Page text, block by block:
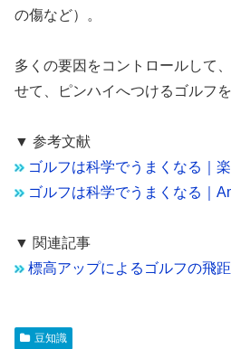
の傷など）。
多くの要因をコントロールして
せて、ピンハイへつけるゴルフ
▼ 参考文献
ゴルフは科学でうまくなる｜
ゴルフは科学でうまくなる｜
▼ 関連記事
標高アップによるゴルフの飛
豆知識